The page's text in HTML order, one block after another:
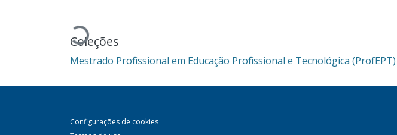
Carregando...
Coleções
Mestrado Profissional em Educação Profissional e Tecnológica
Configurações de cookies